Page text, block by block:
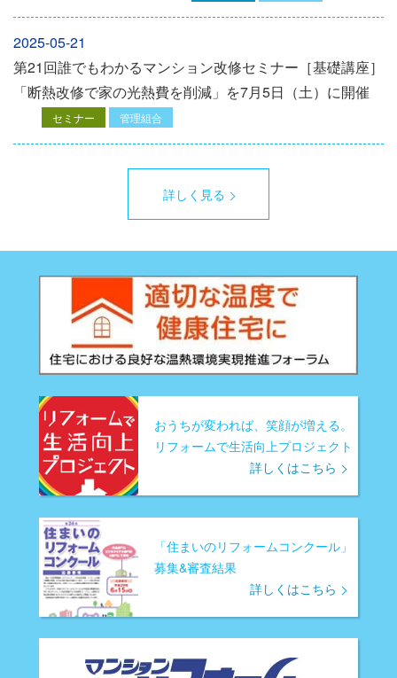
2025-05-21
第21回誰でもわかるマンション改修セミナー［基礎講座］
「断熱改修で家の光熱費を削減」を7月5日（土）に開催
セミナー 管理組合
詳しく見る
おうちが変われば、笑顔が増える。
リフォームで生活向上プロジェクト
詳しくはこちら
「住まいのリフォームコンクール」
募集&審査結果
詳しくはこちら